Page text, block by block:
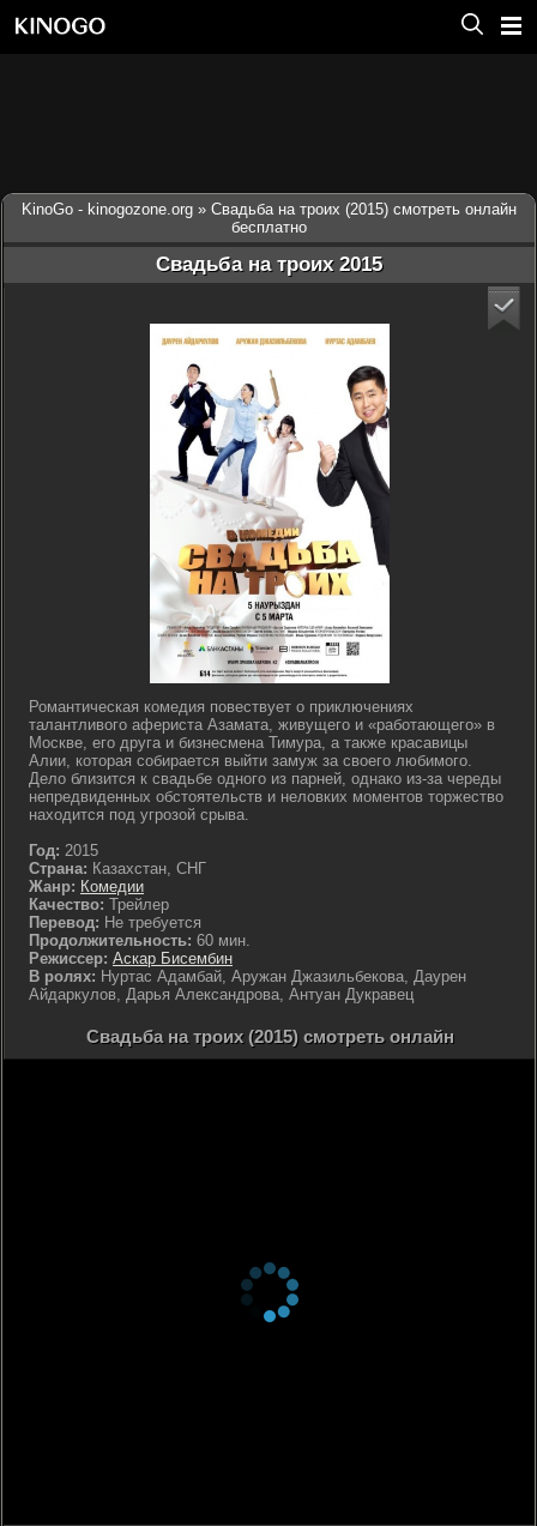
KinoGo - kinogozone.org » Свадьба на троих (2015) смотреть онлайн
бесплатно
Свадьба на троих 2015
Романтическая комедия повествует о приключениях
талантливого афериста Азамата, живущего и «работающего» в
Москве, его друга и бизнесмена Тимура, а также красавицы
Алии, которая собирается выйти замуж за своего любимого.
Дело близится к свадьбе одного из парней, однако из-за череды
непредвиденных обстоятельств и неловких моментов торжество
находится под угрозой срыва.
Год: 2015
Страна: Казахстан, СНГ
Жанр: Комедии
Качество: Трейлер
Перевод: Не требуется
Продолжительность: 60 мин.
Режиссер: Аскар Бисембин
В ролях: Нуртас Адамбай, Аружан Джазильбекова, Даурен
Айдаркулов, Дарья Александрова, Антуан Дукравец
Свадьба на троих (2015) смотреть онлайн